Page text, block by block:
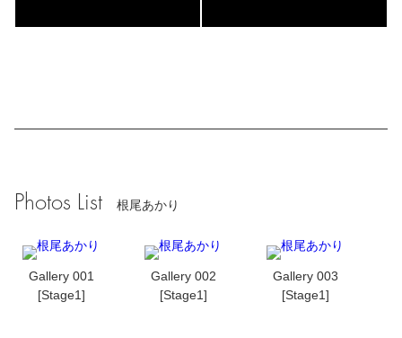
Photos List 根尾あかり
Gallery 001
[Stage1]
Gallery 002
[Stage1]
Gallery 003
[Stage1]